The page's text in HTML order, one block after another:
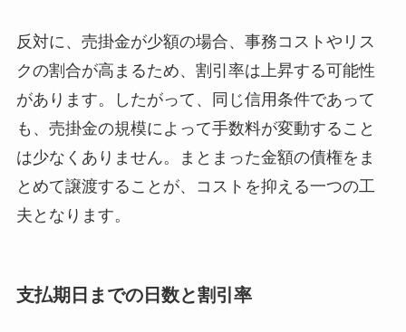
反対に、売掛金が少額の場合、事務コストやリス
クの割合が高まるため、割引率は上昇する可能性
があります。したがって、同じ信用条件であって
も、売掛金の規模によって手数料が変動すること
は少なくありません。まとまった金額の債権をま
とめて譲渡することが、コストを抑える一つの工
夫となります。
支払期日までの日数と割引率